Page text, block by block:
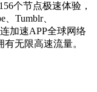
个节点极速体验，
Tumblr、
加速APP全球网络
无限高速流量。